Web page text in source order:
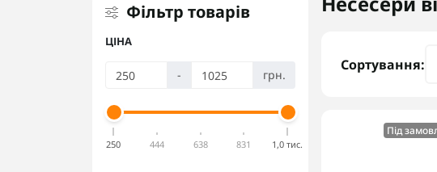
Фільтр товарів
ЦІНА
- грн.
250 444 638 831 1,0 тис.
Сортування:
Під